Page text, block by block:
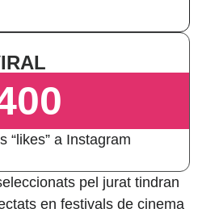
“likes” a Instagram
pel jurat tindran
en festivals de cinema